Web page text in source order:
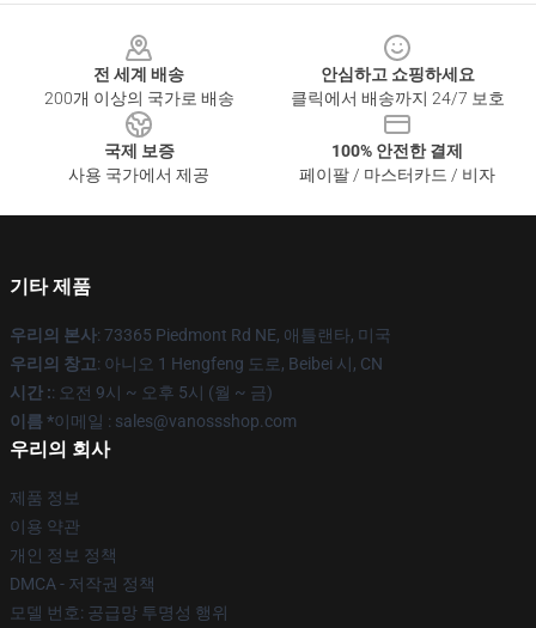
전 세계 배송
200개 이상의 국가로 배송
안심하고 쇼핑하세요
클릭에서 배송까지 24/7 보호
국제 보증
사용 국가에서 제공
100% 안전한 결제
페이팔 / 마스터카드 / 비자
기타 제품
우리의 본사: 73365 Piedmont Rd NE, 애틀랜타, 미국
우리의 창고: 아니오 1 Hengfeng 도로, Beibei 시, CN
시간 :: 오전 9시 ~ 오후 5시 (월 ~ 금)
이름 *이메일 : sales@vanossshop.com
우리의 회사
제품 정보
이용 약관
개인 정보 정책
DMCA - 저작권 정책
모델 번호: 공급망 투명성 행위